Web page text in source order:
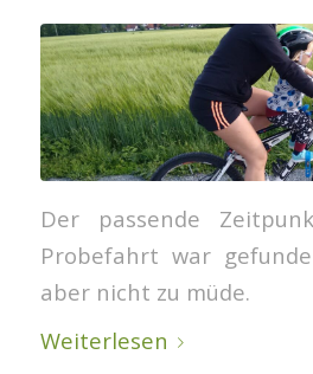
Der passende
Probefahrt war
aber nicht zu müde.
Weiterlesen